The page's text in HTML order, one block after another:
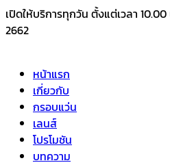
Skip
to
เปิดให้บริการทุกวัน ตั้งแต่เวลา
2662
หน้าแรก
เกี่ยวกับ
กรอบแว่น
เลนส์
โปรโมชัน
บทความ